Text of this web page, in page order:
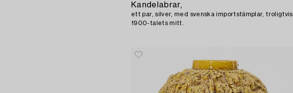
Kandelabrar,
ett par, silver, med svenska importstämplar, troligtvis
1900-talets mitt.